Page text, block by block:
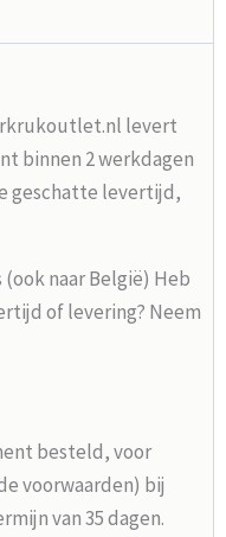
levert
binnen 2 werkdagen
geschatte levertijd,
naar België) Heb
of levering? Neem
besteld, voor
voorwaarden) bij
van 35 dagen.